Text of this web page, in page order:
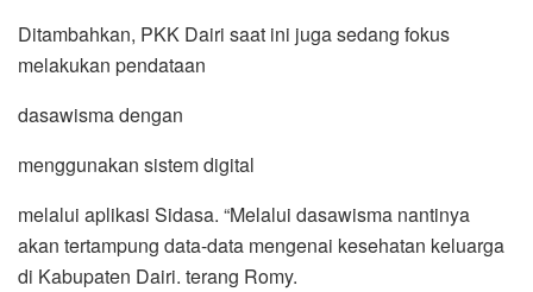
Ditambahkan, PKK Dairi saat ini juga sedang fokus
melakukan pendataan
dasawisma dengan
menggunakan sistem digital
melalui aplikasi Sidasa. “Melalui dasawisma nantinya
akan tertampung data-data mengenai kesehatan keluarga
di Kabupaten Dairi. terang Romy.